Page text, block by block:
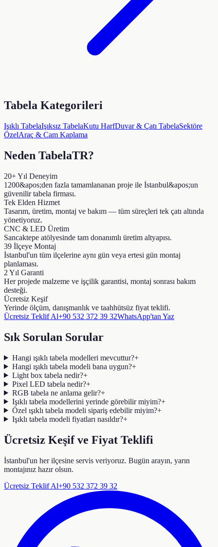
Tabela Kategorileri
Işıklı TabelaIşıksız TabelaKutu HarfDuvar & Çatı TabelaSektöre
ÖzelAraç & Cam Kaplama
Neden TabelaTR?
20+ Yıl Deneyim
1200&apos;den fazla tamamlananan proje ile İstanbul&apos;un
güvenilir tabela firması.
Tek Elden Hizmet
Tasarım, üretim, montaj ve bakım — tüm süreçleri tek çatı altında
yönetiyoruz.
CNC & LED Üretim
Sancaktepe atölyesinde tam donanımlı üretim altyapısı.
39 İlçeye Montaj
İstanbul'un tüm ilçelerine aynı gün veya ertesi gün montaj
planlaması.
2 Yıl Garanti
Her projede malzeme ve işçilik garantisi, montaj sonrası bakım
desteği.
Ücretsiz Keşif
Yerinde ölçüm, danışmanlık ve taahhütsüz fiyat teklifi.
Ücretsiz Teklif Al+90 532 372 39 32WhatsApp'tan Yaz
Sık Sorulan Sorular
Hangi ışıklı tabela modelleri mevcuttur?+
Hangi ışıklı tabela modeli bana uygun?+
Light box tabela nedir?+
Pixel LED tabela nedir?+
RGB tabela ne anlama gelir?+
Işıklı tabela modellerini yerinde görebilir miyim?+
Özel ışıklı tabela modeli sipariş edebilir miyim?+
Işıklı tabela modeli fiyatları nasıldır?+
Ücretsiz Keşif ve Fiyat Teklifi
İstanbul'un her ilçesine servis veriyoruz. Bugün arayın, yarın
montajınız hazır olsun.
Ücretsiz Teklif Al+90 532 372 39 32